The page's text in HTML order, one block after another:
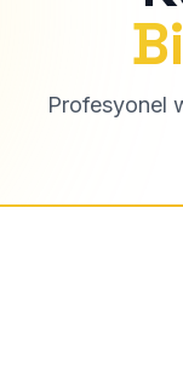
Profesyonel